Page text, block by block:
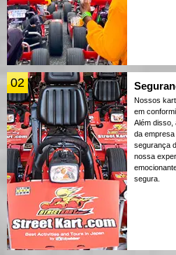
02
Nossos
em
Além disso,
da
segurança
nossa
segura.